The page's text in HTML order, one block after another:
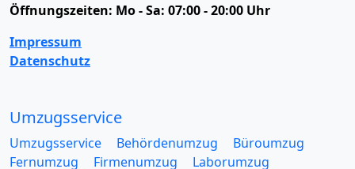
Öffnungszeiten: Mo - Sa: 07:00 - 20:00 Uhr
Impressum
Datenschutz
Umzugsservice
Umzugsservice Behördenumzug
Büroumzug
Fernumzug
Firmenumzug
Laborumzug